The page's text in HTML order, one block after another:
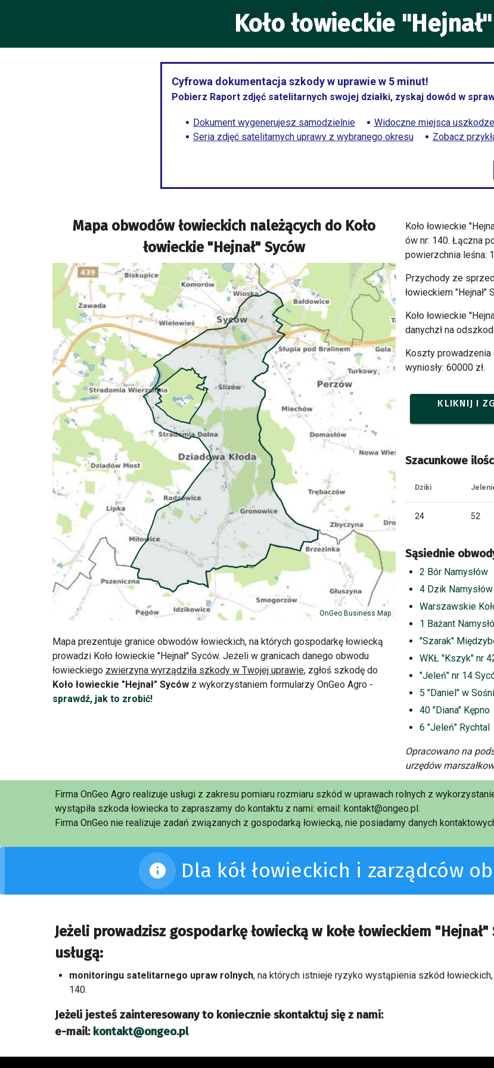
Koło łowieckie
Cyfrowa dokumentacja szkody w uprawie w 5 minut!
Pobierz Raport zdjęć satelitarnych swojej działki, zyskaj dowód w
Dokument wygenerujesz samodzielnie
Widoczne miejsca
Seria zdjęć satelitarnych uprawy z wybranego okresu
Zobacz
Mapa obwodów łowieckich należących do Koło
łowieckie "Hejnał" Syców
OnGeo Business Map
Mapa prezentuje granice obwodów łowieckich, na których gospodarkę łowiecką
prowadzi Koło łowieckie "Hejnał" Syców. Jeżeli w granicach danego obwodu
łowieckiego zwierzyna wyrządziła szkody w Twojej uprawie, zgłoś szkodę do
Koło łowieckie "Hejnał" Sycówz wykorzystaniem formularzy OnGeo Agro -
sprawdź, jak to zrobić!
Koło łowieckie
ów nr: 140. Łączna
powierzchnia leśna:
Przychody ze
łowieckiem "Hejnał"
Koło łowieckie
danychzł na
Koszty prowadzenia
wyniosły: 60000 zł.
KLIKNIJ I
Szacunkowe
Dziki
24 52
Sąsiednie
2 Bór Namysłów
4 Dzik Namysłów
Warszawskie
1 Bażant
"Szarak"
WKŁ "Kszyk" nr
"Jeleń" nr 14
5 "Daniel" w Sośni
40 "Diana" Kępno
6 "Jeleń" Rychtal
Opracowano na
urzędów
Firma OnGeo Agro realizuje usługi z zakresu pomiaru rozmiaru szkód w uprawach rolnych z
wystąpiła szkoda łowiecka to zapraszamy do kontaktu z nami: email: kontakt@ongeo.pl.
Firma OnGeo nie realizuje zadań związanych z gospodarką łowiecką, nie posiadamy danych
Dla kół łowieckich i zarządców
Jeżeli prowadzisz gospodarkę łowiecką w kołe łowieckiem
usługą:
monitoringu satelitarnego upraw rolnych, na których istnieje ryzyko wystąpienia szkód
140.
Jeżeli jesteś zainteresowany to koniecznie skontaktuj się z nami:
e-mail: kontakt@ongeo.pl